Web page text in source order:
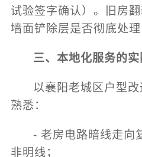
试验签字确认）。旧房
墙面铲除层是否彻底处理
三、本地化服务的
以襄阳老城区户型
熟悉：
- 老房电路暗线走向
非明线；